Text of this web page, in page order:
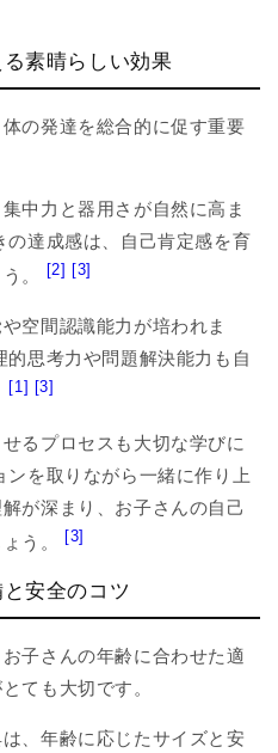
素晴らしい効果
の発達を総合的に促す重要
中力と器用さが自然に高ま
の達成感は、自己肯定感を育
。
[2] [3]
空間認識能力が培われま
思考力や問題解決能力も自
[1] [3]
るプロセスも大切な学びに
を取りながら一緒に作り上
が深まり、お子さんの自己
う。
[3]
安全のコツ
子さんの年齢に合わせた適
ても大切です。
、年齢に応じたサイズと安